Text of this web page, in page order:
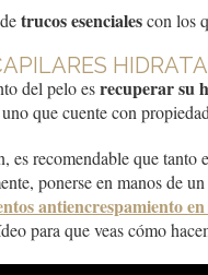
trucos esencialescon los
del pelo esrecuperar su
que cuente con
es recomendable que
ponerse en manos de
antiencrespamiento
para que veas cómo